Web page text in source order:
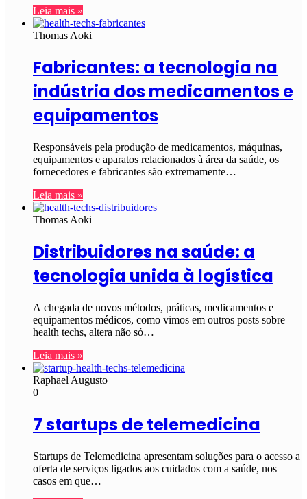
Leia mais »
Thomas Aoki
Fabricantes: a tecnologia na
indústria dos medicamentos e
equipamentos
Responsáveis pela produção de medicamentos, máquinas,
equipamentos e aparatos relacionados à área da saúde, os
fornecedores e fabricantes são extremamente…
Leia mais »
Thomas Aoki
Distribuidores na saúde: a
tecnologia unida à logística
A chegada de novos métodos, práticas, medicamentos e
equipamentos médicos, como vimos em outros posts sobre
health techs, altera não só…
Leia mais »
Raphael Augusto
0
7 startups de telemedicina
Startups de Telemedicina apresentam soluções para o acesso a
oferta de serviços ligados aos cuidados com a saúde, nos
casos em que…